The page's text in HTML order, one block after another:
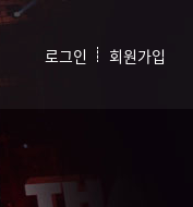
로그인 회원가입